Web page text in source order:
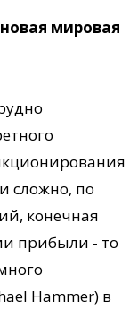
мировая
сложно, по
конечная
прибыли - то
Hammer) в